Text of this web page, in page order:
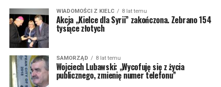
WIADOMOŚCI Z KIELC 8 lat temu
Akcja „Kielce dla Syrii” zakończona. Zebrano 154
tysiące złotych
SAMORZĄD 8 lat temu
Wojciech Lubawski: „Wycofuję się z życia
publicznego, zmienię numer telefonu”